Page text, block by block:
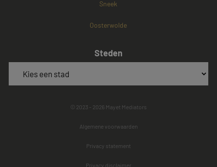
Sneek
Oosterwolde
Steden
© 2023 - 2026 Mayet Mediators
Algemene voorwaarden
Privacy statement
Privacy disclaimer